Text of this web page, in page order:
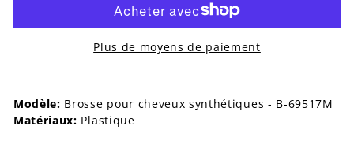
Plus de moyens de paiement
Modèle: Brosse pour cheveux synthétiques - B-69517M
Matériaux: Plastique